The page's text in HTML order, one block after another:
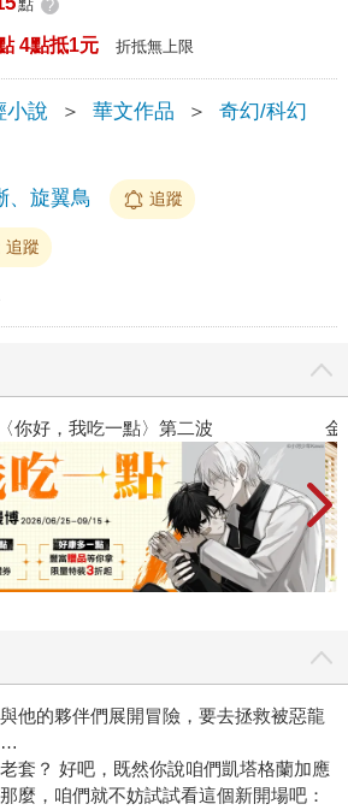
點 ?
4點抵1元 折抵無上限
小說 ＞ 華文作品 ＞ 奇幻/科幻
、旋翼鳥 追蹤
追蹤
：電子書
他的夥伴們展開冒險，要去拯救被惡龍
套？ 好吧，既然你說咱們凱塔格蘭加應
麼，咱們就不妨試試看這個新開場吧：